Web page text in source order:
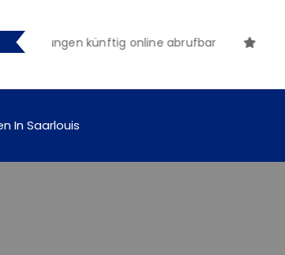
künftig online abrufbar
In Saarlouis